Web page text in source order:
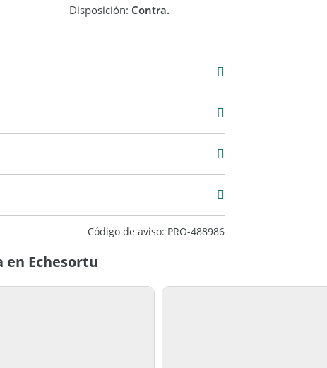
Disposición: Contra.
Código de aviso: PRO-488986
Echesortu